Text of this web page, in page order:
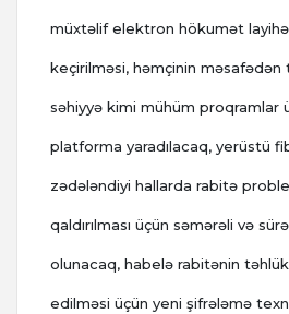
müxtəlif elektron hökumət
keçirilməsi, həmçinin
səhiyyə kimi mühüm proqramlar
platforma yaradılacaq, yerüstü
zədələndiyi hallarda rabitə
qaldırılması üçün səmərəli və
olunacaq, habelə rabitənin
edilməsi üçün yeni şifrələmə